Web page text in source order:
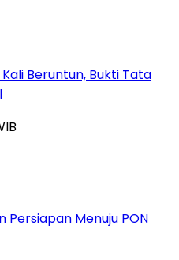
Kali Beruntun, Bukti Tata
Menuju PON